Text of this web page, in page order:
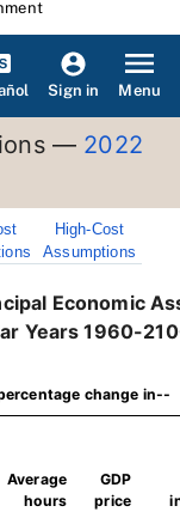
Sign in Menu
— 2022
High-Cost
Assumptions
Economic
Years 1960-
change in--
Average
hours
GDP
price